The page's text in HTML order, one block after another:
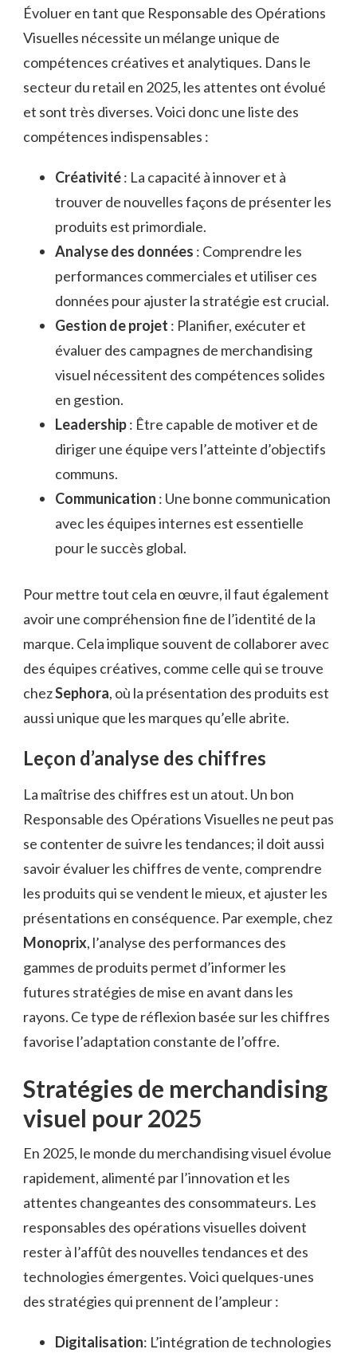
Évoluer en tant que Responsable des Opérations
Visuelles nécessite un mélange unique de
compétences créatives et analytiques. Dans le
secteur du retail en 2025, les attentes ont évolué
et sont très diverses. Voici donc une liste des
compétences indispensables :
Créativité: La capacité à innover et à
trouver de nouvelles façons de présenter les
produits est primordiale.
Analyse des données : Comprendre les
performances commerciales et utiliser ces
données pour ajuster la stratégie est crucial.
Gestion de projet : Planifier, exécuter et
évaluer des campagnes de merchandising
visuel nécessitent des compétences solides
en gestion.
Leadership: Être capable de motiver et de
diriger une équipe vers l’atteinte d’objectifs
communs.
Communication : Une bonne communication
avec les équipes internes est essentielle
pour le succès global.
Pour mettre tout cela en œuvre, il faut également
avoir une compréhension fine de l’identité de la
marque. Cela implique souvent de collaborer avec
des équipes créatives, comme celle qui se trouve
chezSephora, où la présentation des produits est
aussi unique que les marques qu’elle abrite.
Leçon d’analyse des chiffres
La maîtrise des chiffres est un atout. Un bon
Responsable des Opérations Visuelles ne peut pas
se contenter de suivre les tendances; il doit aussi
savoir évaluer les chiffres de vente, comprendre
les produits qui se vendent le mieux, et ajuster les
présentations en conséquence. Par exemple, chez
Monoprix, l’analyse des performances des
gammes de produits permet d’informer les
futures stratégies de mise en avant dans les
rayons. Ce type de réflexion basée sur les chiffres
favorise l’adaptation constante de l’offre.
Stratégies de merchandising
visuel pour 2025
En 2025, le monde du merchandising visuel évolue
rapidement, alimenté par l’innovation et les
attentes changeantes des consommateurs. Les
responsables des opérations visuelles doivent
rester à l’affût des nouvelles tendances et des
technologies émergentes. Voici quelques-unes
des stratégies qui prennent de l’ampleur :
Digitalisation: L’intégration de technologies